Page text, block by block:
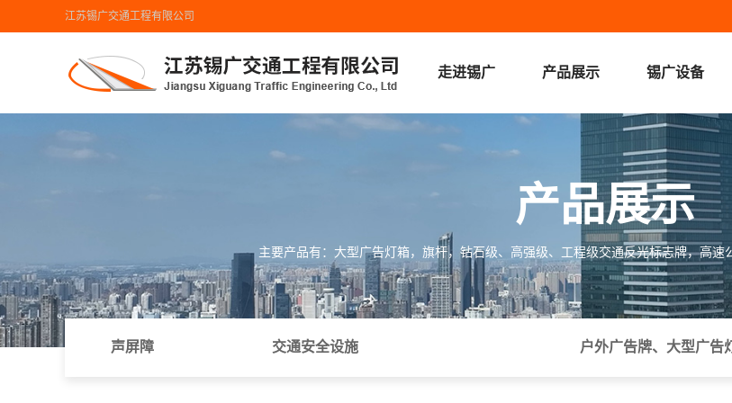
江苏锡广交通工程有限公司
走进锡广 产品展示 锡广设备
产品展示
主要产品有：大型广告灯箱，旗杆，钻石级、高强级、工程级交通反光标志牌，高
声屏障 交通安全设施 户外广告牌、大型广告